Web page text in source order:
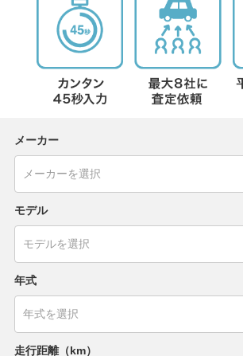
メーカー
モデル
年式
走行距離（km）